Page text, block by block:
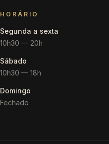
HORÁRIO
Segunda a sexta
10h30 — 20h
Sábado
10h30 — 18h
Domingo
Fechado